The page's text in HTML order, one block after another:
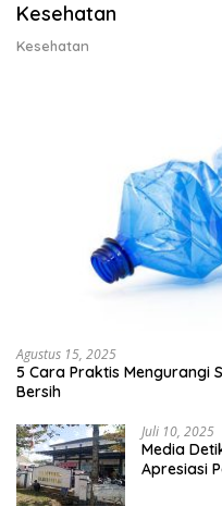
Kesehatan
Kesehatan
Agustus 15, 2025
5 Cara Praktis Mengurangi
Bersih
Juli 10, 2025
Media
Apresiasi